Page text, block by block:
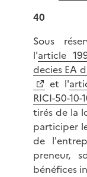
40
Sous
l'article
decies EA
et l'
RICI-50-
tirés de la
participer
de
preneur,
bénéfices